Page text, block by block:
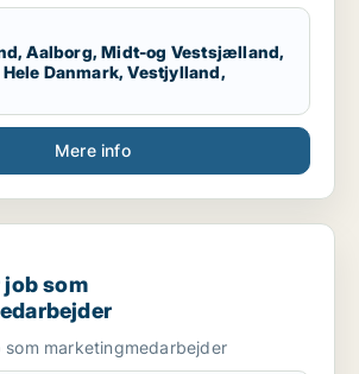
Aalborg, Midt-og Vestsjælland,
Danmark, Vestjylland,
Mere info
marketingmedarbejder
som
som marketingmedarbejder